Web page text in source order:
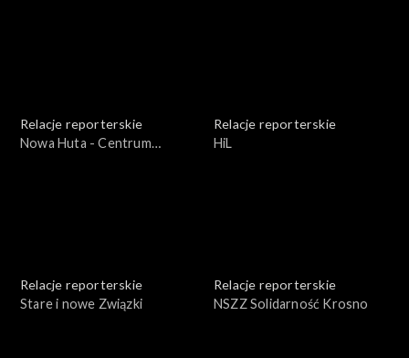
Relacje reporterskie
Nowa Huta - Centrum
Relacje reporterskie
HiL
Relacje reporterskie
Stare i nowe Związki
Relacje reporterskie
NSZZ Solidarność Krosno